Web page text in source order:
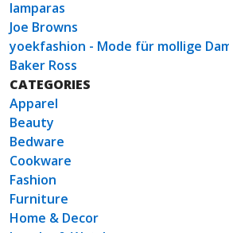
lamparas
Joe Browns
yoekfashion - Mode für mollige
Baker Ross
CATEGORIES
Apparel
Beauty
Bedware
Cookware
Fashion
Furniture
Home & Decor